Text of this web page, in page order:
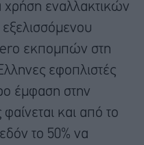
χρήση εναλλακτικών
εκπομπών στη
εφοπλιστές
έμφαση στην
και από το
το 50% να